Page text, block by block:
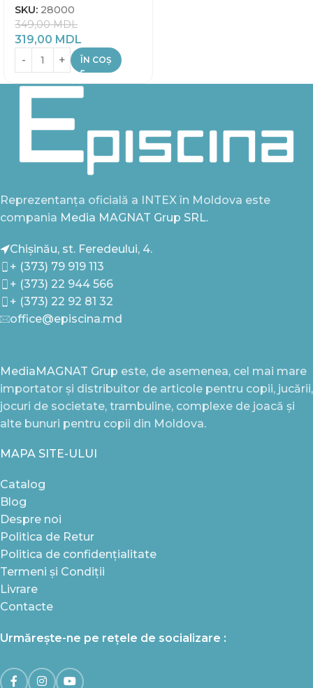
SKU: 28000
349,00MDL
319,00 MDL
ÎN COȘ
Reprezentanța oficială a INTEX în Moldova este
compania Media MAGNAT Grup SRL.
Chișinău, st. Feredeului, 4.
+ (373) 79 919 113
+ (373) 22 944 566
+ (373) 22 92 81 32
office@episcina.md
MediaMAGNAT Grup este, de asemenea, cel mai mare
importator și distribuitor de articole pentru copii, jucării,
jocuri de societate, trambuline, complexe de joacă și
alte bunuri pentru copii din Moldova.
MAPA SITE-ULUI
Catalog
Blog
Despre noi
Politica de Retur
Politica de confidențialitate
Termeni și Condiții
Livrare
Contacte
Urmărește-ne pe rețele de socializare :